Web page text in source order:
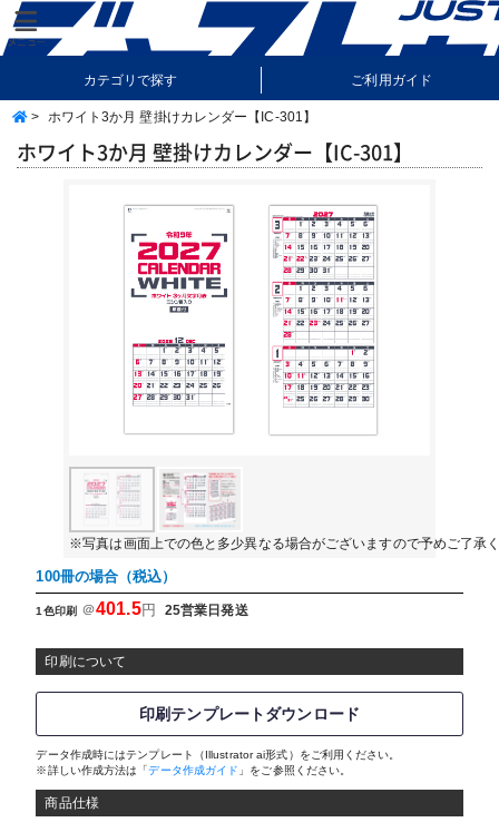
カテゴリで探す ご利用ガイド
納期・送料について
> ホワイト3か月 壁掛けカレンダー【IC-301】
ホワイト3か月 壁掛けカレンダー【IC-301】
※写真は画面上での色と多少異なる場合がございますので予めご了承
100冊の場合（税込）
1色印刷 ＠401.5円 25営業日発送
印刷について
印刷テンプレートダウンロード
データ作成時にはテンプレート（Illustrator ai形式）をご利用ください。
※詳しい作成方法は「データ作成ガイド 」をご参照ください。
商品仕様